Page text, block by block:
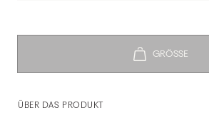
ÜBER DAS PRODUKT